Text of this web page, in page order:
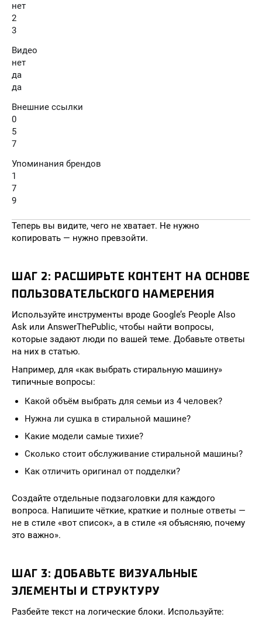
нет
2
3
Видео
нет
да
да
Внешние ссылки
0
5
7
Упоминания брендов
1
7
9
Теперь вы видите, чего не хватает. Не нужно
копировать — нужно превзойти.
ШАГ 2: РАСШИРЬТЕ КОНТЕНТ НА ОСНОВЕ
ПОЛЬЗОВАТЕЛЬСКОГО НАМЕРЕНИЯ
Используйте инструменты вроде Google’s People Also
Ask или AnswerThePublic, чтобы найти вопросы,
которые задают люди по вашей теме. Добавьте ответы
на них в статью.
Например, для «как выбрать стиральную машину»
типичные вопросы:
Какой объём выбрать для семьи из 4 человек?
Нужна ли сушка в стиральной машине?
Какие модели самые тихие?
Сколько стоит обслуживание стиральной машины?
Как отличить оригинал от подделки?
Создайте отдельные подзаголовки для каждого
вопроса. Напишите чёткие, краткие и полные ответы —
не в стиле «вот список», а в стиле «я объясняю, почему
это важно».
ШАГ 3: ДОБАВЬТЕ ВИЗУАЛЬНЫЕ
ЭЛЕМЕНТЫ И СТРУКТУРУ
Разбейте текст на логические блоки. Используйте: